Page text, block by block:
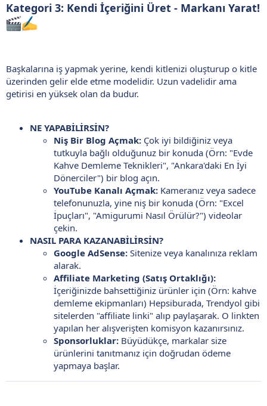
Kategori 3: Kendi İçeriğini Üret - Markanı Yarat!
Başkalarına iş yapmak yerine, kendi kitlenizi oluşturup o kitle
üzerinden gelir elde etme modelidir. Uzun vadelidir ama
getirisi en yüksek olan da budur.
NE YAPABİLİRSİN?
Niş Bir Blog Açmak: Çok iyi bildiğiniz veya
tutkuyla bağlı olduğunuz bir konuda (Örn: "Evde
Kahve Demleme Teknikleri", "Ankara'daki En İyi
Dönerciler") bir blog açın.
YouTube Kanalı Açmak: Kameranız veya sadece
telefonunuzla, yine niş bir konuda (Örn: "Excel
İpuçları", "Amigurumi Nasıl Örülür?") videolar
çekin.
NASIL PARA KAZANABİLİRSİN?
Google AdSense: Sitenize veya kanalınıza reklam
alarak.
Affiliate Marketing (Satış Ortaklığı):
İçeriğinizde bahsettiğiniz ürünler için (Örn: kahve
demleme ekipmanları) Hepsiburada, Trendyol gibi
sitelerden "affiliate linki" alıp paylaşarak. O linkten
yapılan her alışverişten komisyon kazanırsınız.
Sponsorluklar: Büyüdükçe, markalar size
ürünlerini tanıtmanız için doğrudan ödeme
yapmaya başlar.